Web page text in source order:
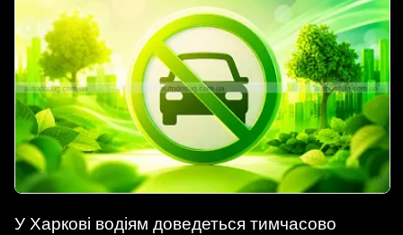
У Харкові водіям доведеться тимчасово